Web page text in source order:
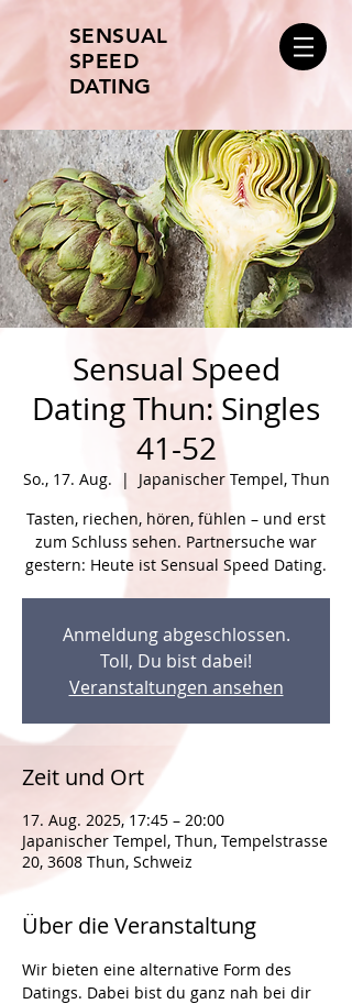
SENSUAL
SPEED
DATING
Sensual Speed
Dating Thun: Singles
41-52
So., 17. Aug.
  |
Japanischer Tempel, Thun
Tasten, riechen, hören, fühlen – und erst
zum Schluss sehen. Partnersuche war
Anmeldung abgeschlossen.
Toll, Du bist dabei!
Veranstaltungen ansehen
Zeit und Ort
17. Aug. 2025, 17:45 – 20:00
Japanischer Tempel, Thun, Tempelstrasse
20, 3608 Thun, Schweiz
Über die Veranstaltung
Wir bieten eine alternative Form des
Datings. Dabei bist du ganz nah bei dir